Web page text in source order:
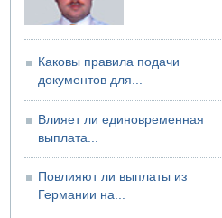
Каковы правила подачи
документов для...
Влияет ли единовременная
выплата...
Повлияют ли выплаты из
Германии на...